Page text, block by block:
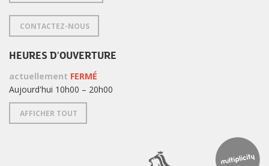
CONTACTEZ-NOUS
HEURES D'OUVERTURE
actuellement FERMÉ
Aujourd'hui 10h00 – 20h00
AFFICHER TOUT